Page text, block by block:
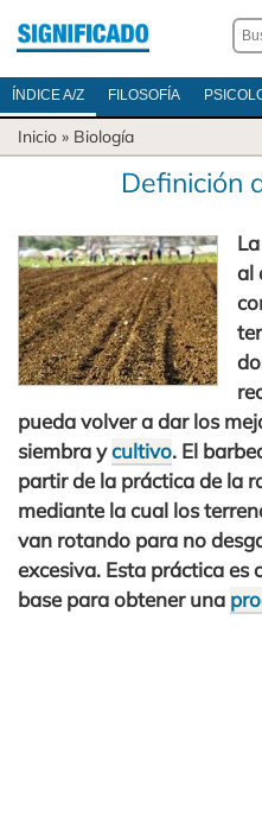
ÍNDICE A/Z FILOSOFÍA
Inicio » Biología
Definición
al
pueda volver a dar los
siembra ycultivo. El
partir de la práctica de la
mediante la cual los
van rotando para no
excesiva. Esta práctica es
base para obtener una